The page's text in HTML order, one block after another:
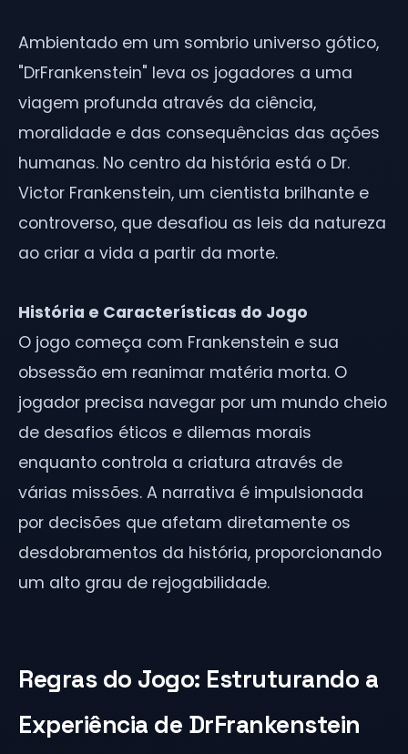
Ambientado em um sombrio universo gótico,
"DrFrankenstein" leva os jogadores a uma
viagem profunda através da ciência,
moralidade e das consequências das ações
humanas. No centro da história está o Dr.
Victor Frankenstein, um cientista brilhante e
controverso, que desafiou as leis da natureza
ao criar a vida a partir da morte.
História e Características do Jogo
O jogo começa com Frankenstein e sua
obsessão em reanimar matéria morta. O
jogador precisa navegar por um mundo cheio
de desafios éticos e dilemas morais
enquanto controla a criatura através de
várias missões. A narrativa é impulsionada
por decisões que afetam diretamente os
desdobramentos da história, proporcionando
um alto grau de rejogabilidade.
Regras do Jogo: Estruturando a
Experiência de DrFrankenstein